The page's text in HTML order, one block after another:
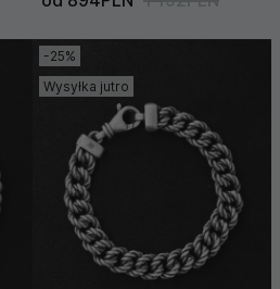
-25%
Wysyłka jutro